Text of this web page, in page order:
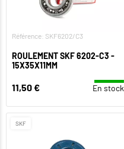
Référence: SKF6202/C3
ROULEMENT SKF 6202-C3 -
15X35X11MM
11,50 € En stock
SKF